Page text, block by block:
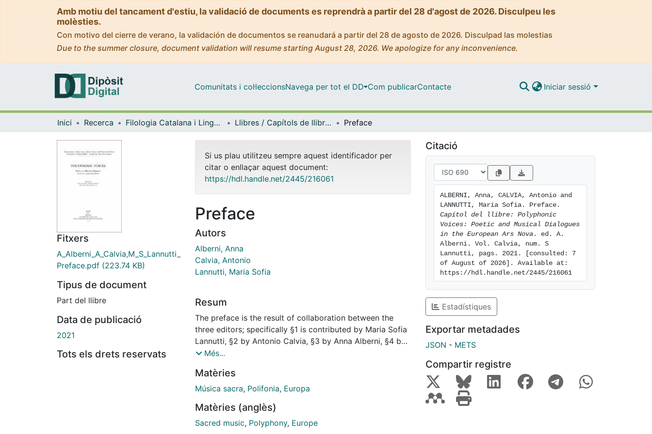
Amb motiu del tancament d'estiu, la validació de documents es reprendrà a partir del 28 d'agost de 2026. Disculpeu les
molèsties.
Con motivo del cierre de verano, la validación de documentos se reanudará a partir del 28 de agosto de 2026. Disculpad las molestias
Due to the summer closure, document validation will resume starting August 28, 2026. We apologize for any inconvenience.
Comunitats i col·leccionsNavega per tot el DD Com publicarContacte Iniciar sessió
Inici Recerca Filologia Catalana i Lingüística General Llibres / Capítols de llibre (Filologia Catalana i Lingüística General) Preface
Fitxers
A_Alberni_A_Calvia,M_S_Lannutti_
Preface.pdf (223.74 KB)
Tipus de document
Part del llibre
Data de publicació
2021
Tots els drets reservats
Si us plau utilitzeu sempre aquest identificador per
citar o enllaçar aquest document:
https://hdl.handle.net/2445/216061
Preface
Autors
Alberni, Anna
Calvia, Antonio
Lannutti, Maria Sofia
Resum
The preface is the result of collaboration between the
three editors; specifically §1 is contributed by Maria Sofia
Lannutti, §2 by Antonio Calvia, §3 by Anna Alberni, §4 by
the three editors.
Més...
Matèries
Música sacra, Polifonia, Europa
Matèries (anglès)
Sacred music, Polyphony, Europe
Citació
ALBERNI, Anna, CALVIA, Antonio and
Capítol del llibre: Polyphonic
Voices: Poetic and Musical Dialogues
in the European Ars Nova . ed. A.
Alberni. Vol. Calvia, num. S
Lannutti, pags. 2021. [consulted: 7
of August of 2026]. Available at:
https://hdl.handle.net/2445/216061
Estadístiques
Exportar metadades
JSON - METS
Compartir registre